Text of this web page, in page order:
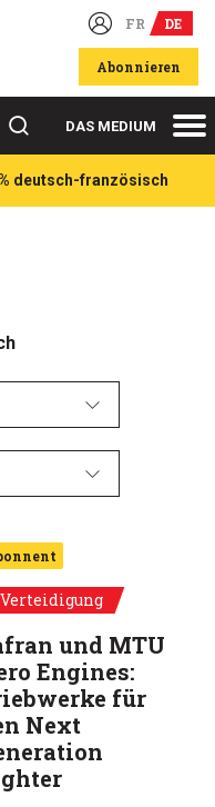
FR DE
Abonnieren
Suchen DAS MEDIUM
deutsch-französisch
Verteidigung
und MTU
Engines:
für
Next